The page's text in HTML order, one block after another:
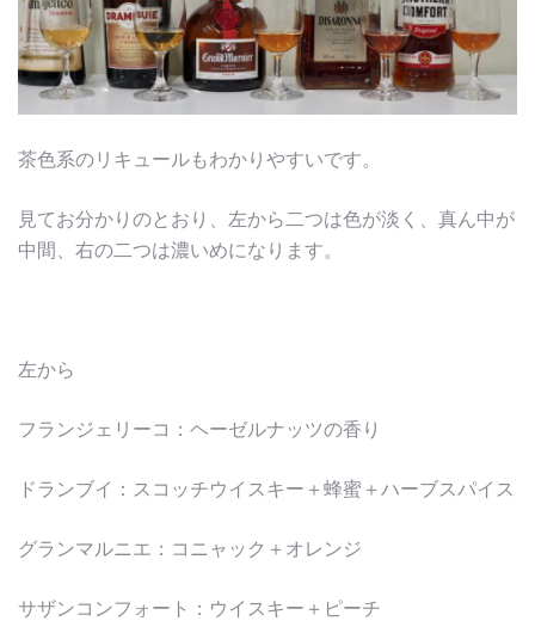
茶色系のリキュールもわかりやすいです。
見てお分かりのとおり、左から二つは色が淡く、真ん中が
中間、右の二つは濃いめになります。
左から
フランジェリーコ：ヘーゼルナッツの香り
ドランブイ：スコッチウイスキー＋蜂蜜＋ハーブスパイス
グランマルニエ：コニャック＋オレンジ
サザンコンフォート：ウイスキー＋ピーチ